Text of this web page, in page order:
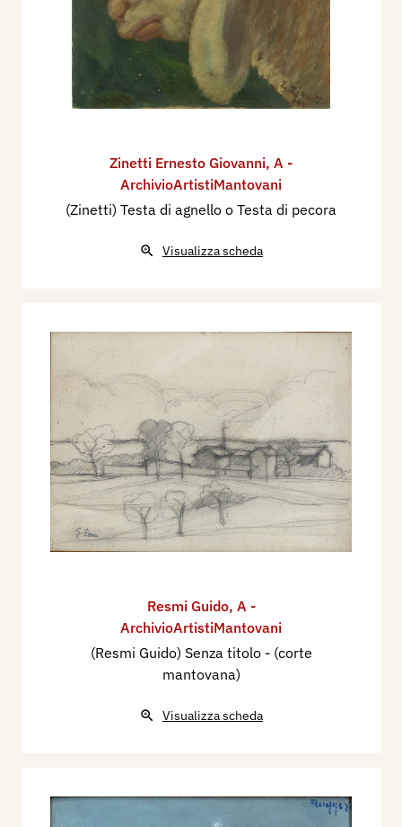
Zinetti Ernesto Giovanni, A -
ArchivioArtistiMantovani
(Zinetti) Testa di agnello o Testa di pecora
Visualizza scheda
Resmi Guido, A -
ArchivioArtistiMantovani
(Resmi Guido) Senza titolo - (corte
mantovana)
Visualizza scheda